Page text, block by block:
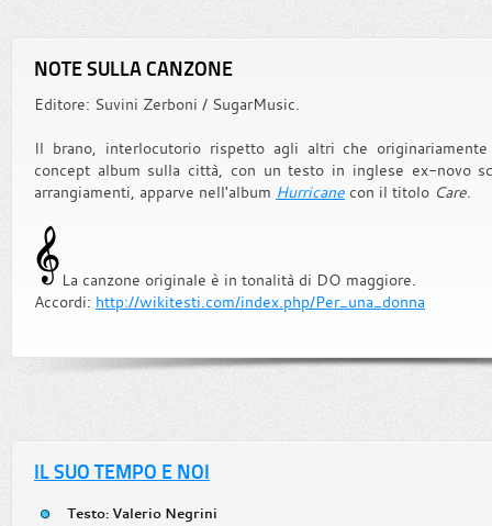
NOTE SULLA CANZONE
Editore: Suvini Zerboni / SugarMusic.
Il brano, interlocutorio rispetto agli altri che
concept album sulla città, con un testo in inglese ex-novo
arrangiamenti, apparve nell'album Hurricane con il titolo Care.
La canzone originale è in tonalità di DO maggiore.
Accordi: http://wikitesti.com/index.php/Per_una_donna
IL SUO TEMPO E NOI
Testo: Valerio Negrini